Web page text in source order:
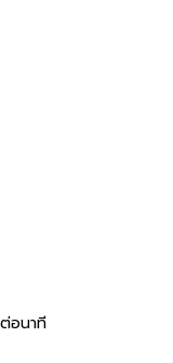
อนาที